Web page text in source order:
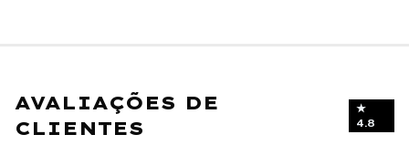
AVALIAÇÕES DE
CLIENTES
★
4.8